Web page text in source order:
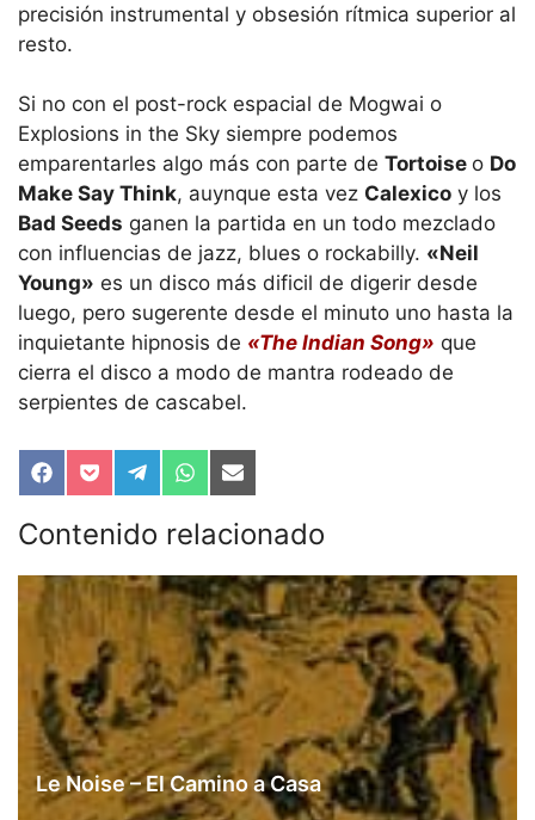
precisión instrumental y obsesión rítmica superior al
resto.
Si no con el post-rock espacial de Mogwai o
Explosions in the Sky siempre podemos
emparentarles algo más con parte de Tortoise o Do
Make Say Think, auynque esta vez Calexico y los
Bad Seeds ganen la partida en un todo mezclado
con influencias de jazz, blues o rockabilly. «Neil
Young» es un disco más dificil de digerir desde
luego, pero sugerente desde el minuto uno hasta la
inquietante hipnosis de «The Indian Song» que
cierra el disco a modo de mantra rodeado de
serpientes de cascabel.
Compartir
en
Facebook
Compartir
en
Pocket
Compartir
en
Telegram
Compartir
en
WhatsApp
Compartir
en
Email
Contenido relacionado
Le Noise – El Camino a Casa